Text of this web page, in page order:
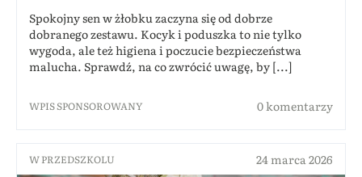
Spokojny sen w żłobku zaczyna się od dobrze
dobranego zestawu. Kocyk i poduszka to nie tylko
wygoda, ale też higiena i poczucie bezpieczeństwa
malucha. Sprawdź, na co zwrócić uwagę, by [...]
WPIS SPONSOROWANY 0 komentarzy
W PRZEDSZKOLU 24 marca 2026